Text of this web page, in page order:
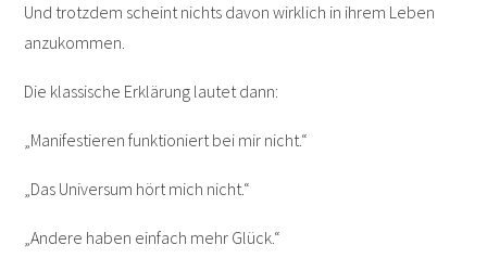
Und trotzdem scheint nichts davon wirklich in ihrem Leben
anzukommen.
Die klassische Erklärung lautet dann:
„Manifestieren funktioniert bei mir nicht.“
„Das Universum hört mich nicht.“
„Andere haben einfach mehr Glück.“